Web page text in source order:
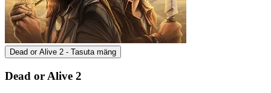
Dead or Alive 2 - Tasuta mäng
Dead or Alive 2